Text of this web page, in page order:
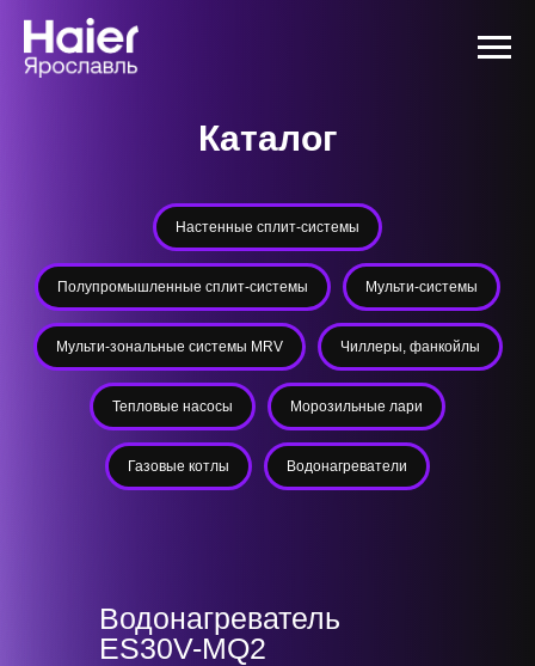
Каталог
Настенные сплит-системы
Полупромышленные сплит-системы Мульти-системы
Мульти-зональные системы MRV Чиллеры, фанкойлы
Тепловые насосы Морозильные лари
Газовые котлы Водонагреватели
Водонагреватель
ES30V-MQ2